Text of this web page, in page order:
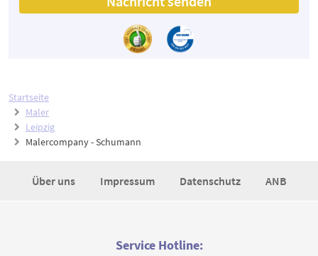
Startseite
Maler
Leipzig
Malercompany - Schumann
Über uns Impressum Datenschutz ANB
Service Hotline: